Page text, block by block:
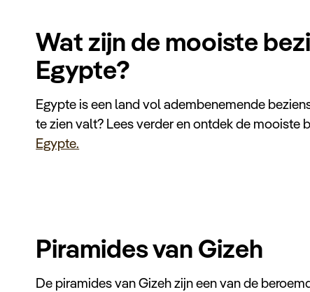
Wat zijn de mooiste
Egypte?
Egypte is een land vol adembenemende
te zien valt? Lees verder en ontdek de mooiste
Egypte.
Piramides van Gizeh
De piramides van Gizeh zijn een van de